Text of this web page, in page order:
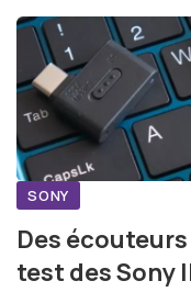
SONY
Des
test des Sony